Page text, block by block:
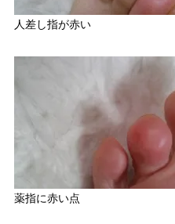
人差し指が赤い
薬指に赤い点